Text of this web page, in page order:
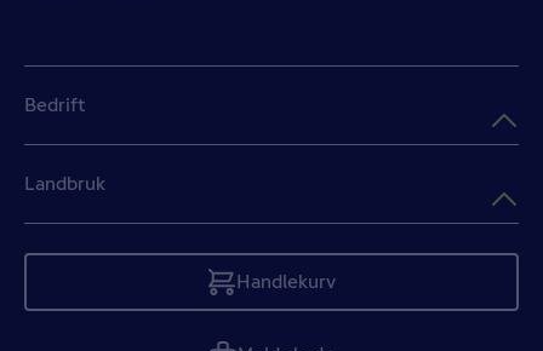
Bedrift
Landbruk
Handlekurv
Tom